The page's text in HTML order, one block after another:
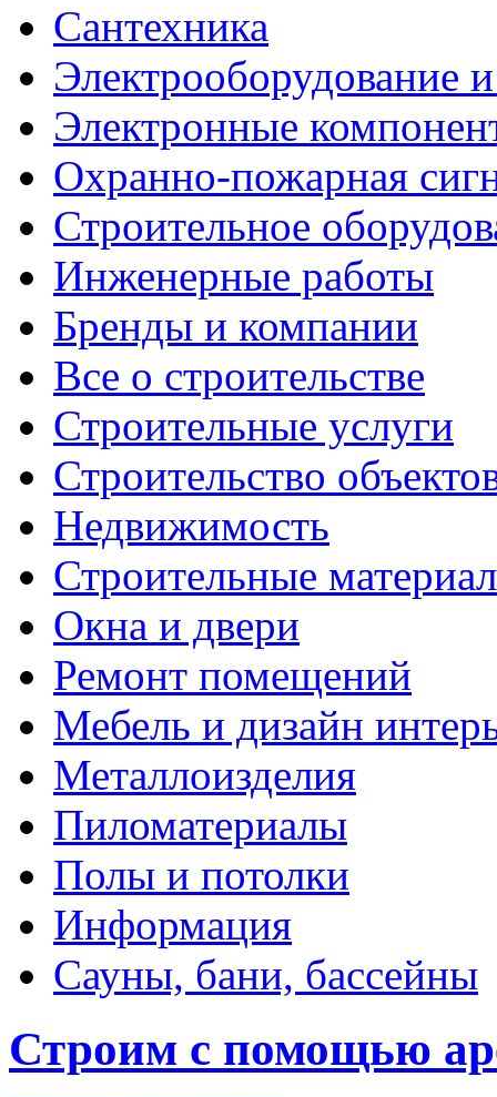
Сантехника
Электрооборудование
Электронные
Охранно-пожарная
Строительное
Инженерные работы
Бренды и компании
Все о строительстве
Строительные услуги
Строительство
Недвижимость
Строительные
Окна и двери
Ремонт помещений
Мебель и дизайн
Металлоизделия
Пиломатериалы
Полы и потолки
Информация
Сауны, бани, бассейны
Строим с помощью